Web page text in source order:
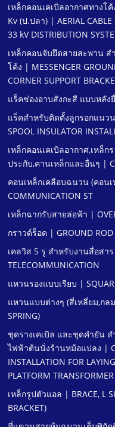
เหล็กคอนเคเบิลอากาศทางโ
Kv (ป.ปลา) | AERIAL CABLE
33 kV DISTRIBUTION
เหล็กคอนจับยึดสายสะพาน สํ
โค้ง | MESSENGER
CORNER SUPPORT
แร็คช่องอาบสังกะสี แบบหลังยื่
แร็คสําหรับติดตั้งลูกรอกแนวน
SPOOL INSULATOR
เหล็กคอนเคเบิลอากาศ,เหล็ก
ประกับ,คานเหล็กและอื่นๆ |
คอนเหล็กเคลือบฉนวน (คอนเ
COMMUNICATION ST
เหล็กฉากรับสายล่อฟ้า |
กราวด์ร็อด | GROUND ROD
เคลวิส 5 รู สําหรับงานสื่อสาร
TELECOMMUNICATION
แหวนรองแบบเรียบ |
แหวนแบบต่างๆ (สี่เหลี่ยม,กลม
SPRING)
ชุดรางเคเบิล และชุดคํายัน
ไฟฟ้าต้นนั่งร้านหม้อแปลง |
INSTALLATION FOR
PLATFORM TRANSFORMER
เหล็กรูปตัวแอล | BRACE, L
BRACKET)